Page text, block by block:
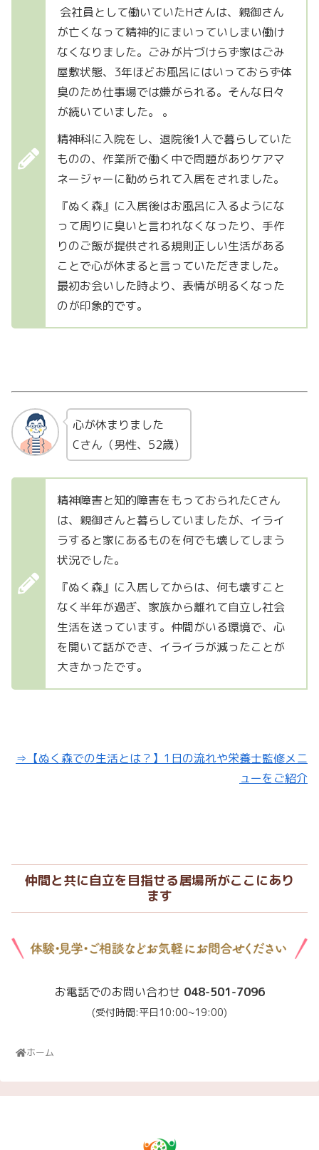
会社員として働いていたHさんは、親御さん
が亡くなって精神的にまいっていしまい働け
なくなりました。ごみが片づけらず家はごみ
屋敷状態、3年ほどお風呂にはいっておらず体
臭のため仕事場では嫌がられる。そんな日々
が続いていました。 。
精神科に入院をし、退院後1人で暮らしていた
ものの、作業所で働く中で問題がありケアマ
ネージャーに勧められて入居をされました。
『ぬく森』に入居後はお風呂に入るようにな
って周りに臭いと言われなくなったり、手作
りのご飯が提供される規則正しい生活がある
ことで心が休まると言っていただきました。
最初お会いした時より、表情が明るくなった
のが印象的です。
心が休まりました
Cさん（男性、52歳）
精神障害と知的障害をもっておられたCさん
は、親御さんと暮らしていましたが、イライ
ラすると家にあるものを何でも壊してしまう
状況でした。
『ぬく森』に入居してからは、何も壊すこと
なく半年が過ぎ、家族から離れて自立し社会
生活を送っています。仲間がいる環境で、心
を開いて話ができ、イライラが減ったことが
大きかったです。
⇒【ぬく森での生活とは？】1日の流れや栄養士監修メニ
ューをご紹介
仲間と共に自立を目指せる居場所がここにあり
ます
お電話でのお問い合わせ 048-501-7096
(受付時間:平日10:00~19:00)
ホーム